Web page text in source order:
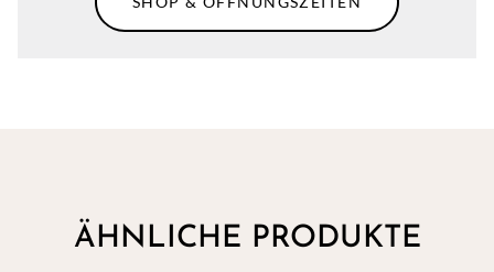
ÄHNLICHE PRODUKTE